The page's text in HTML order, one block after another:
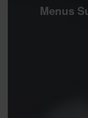
Menus